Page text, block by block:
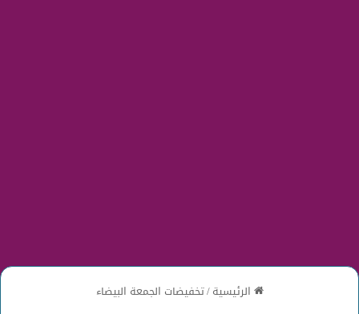
الرئيسية/تخفيضات الجمعة البيضاء